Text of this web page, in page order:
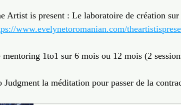
Artist is present : Le laboratoire de création
www.evelynetoromanian.com/
mentoring 1to1 sur 6 mois ou 12 mois (2
Judgment la méditation pour passer de la